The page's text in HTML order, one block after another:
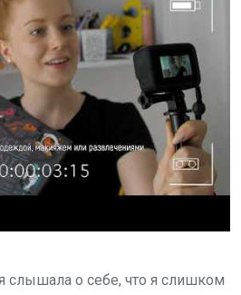
слышала о себе, что я слишком